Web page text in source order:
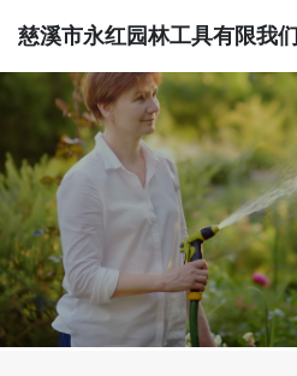
慈溪市永红园林工具有限我们